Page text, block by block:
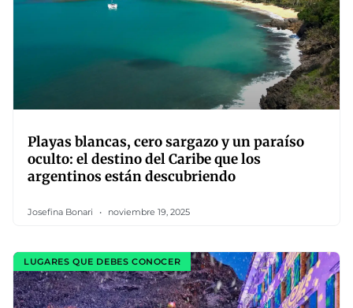
Playas blancas, cero sargazo y un paraíso
oculto: el destino del Caribe que los
argentinos están descubriendo
Josefina Bonari noviembre 19, 2025
LUGARES QUE DEBES CONOCER